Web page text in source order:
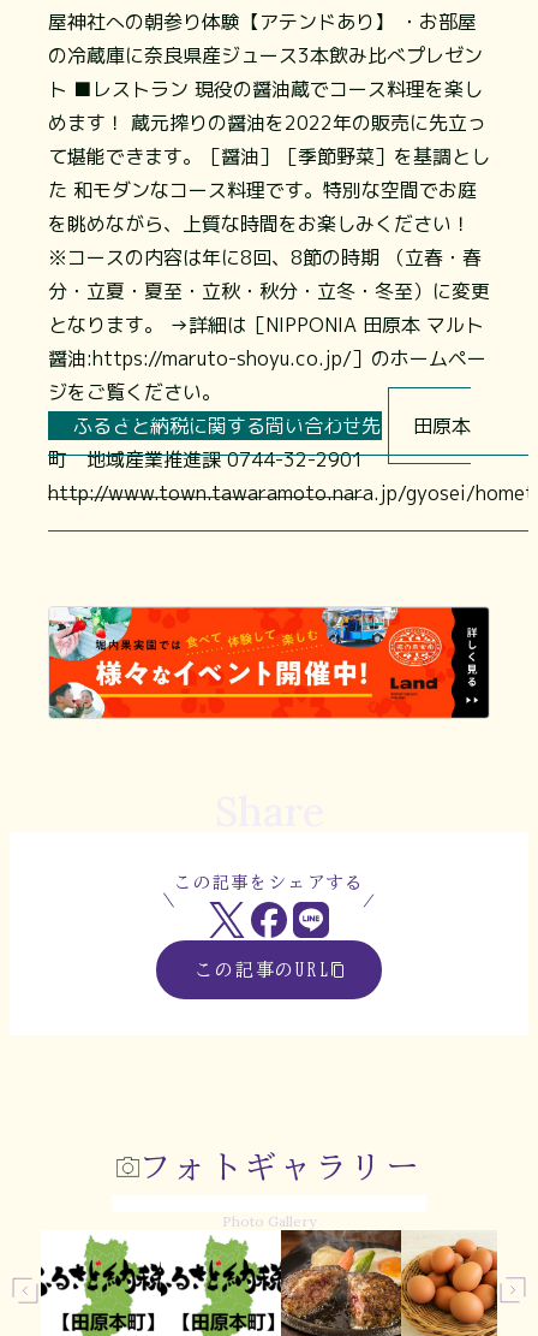
屋神社への朝参り体験【アテンドあり】 ・お部屋
の冷蔵庫に奈良県産ジュース3本飲み比べプレゼン
ト ■レストラン 現役の醤油蔵でコース料理を楽し
めます！ 蔵元搾りの醤油を2022年の販売に先立っ
て堪能できます。［醤油］［季節野菜］を基調とし
た 和モダンなコース料理です。特別な空間でお庭
を眺めながら、上質な時間をお楽しみください！
※コースの内容は年に8回、8節の時期 （立春・春
分・立夏・夏至・立秋・秋分・立冬・冬至）に変更
となります。 →詳細は［NIPPONIA 田原本 マルト
醤油:https://maruto-shoyu.co.jp/］のホームペー
ジをご覧ください。
ふるさと納税に関する問い合わせ先
田原本
町 地域産業推進課 0744-32-2901
http://www.town.tawaramoto.nara.jp/gyosei/
この記事をシェアする
この記事のURL
フォトギャラリー
Photo Gallery